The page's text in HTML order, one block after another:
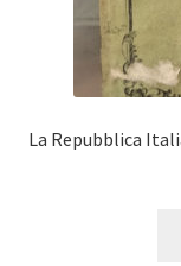
La Repubblica